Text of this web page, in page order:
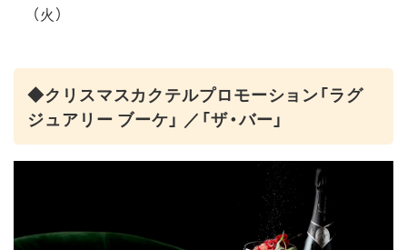
（火）
◆クリスマスカクテルプロモーション「ラグ
ジュアリー ブーケ」 ／「ザ・バー」